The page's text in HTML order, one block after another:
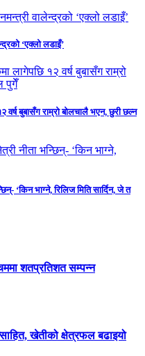
‘एक्लो लडाइँ’
वर्ष बुबासँग राम्रो बोलचालै भएन, छुरी छल्न
‘किन भाग्ने, रिलिज मिति सार्दिन, जे त
शतप्रतिशत सम्पन्न
खेतीको क्षेत्रफल बढाइयो